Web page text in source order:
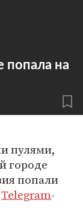
попала на
пулями,
городе
попали
Telegram-